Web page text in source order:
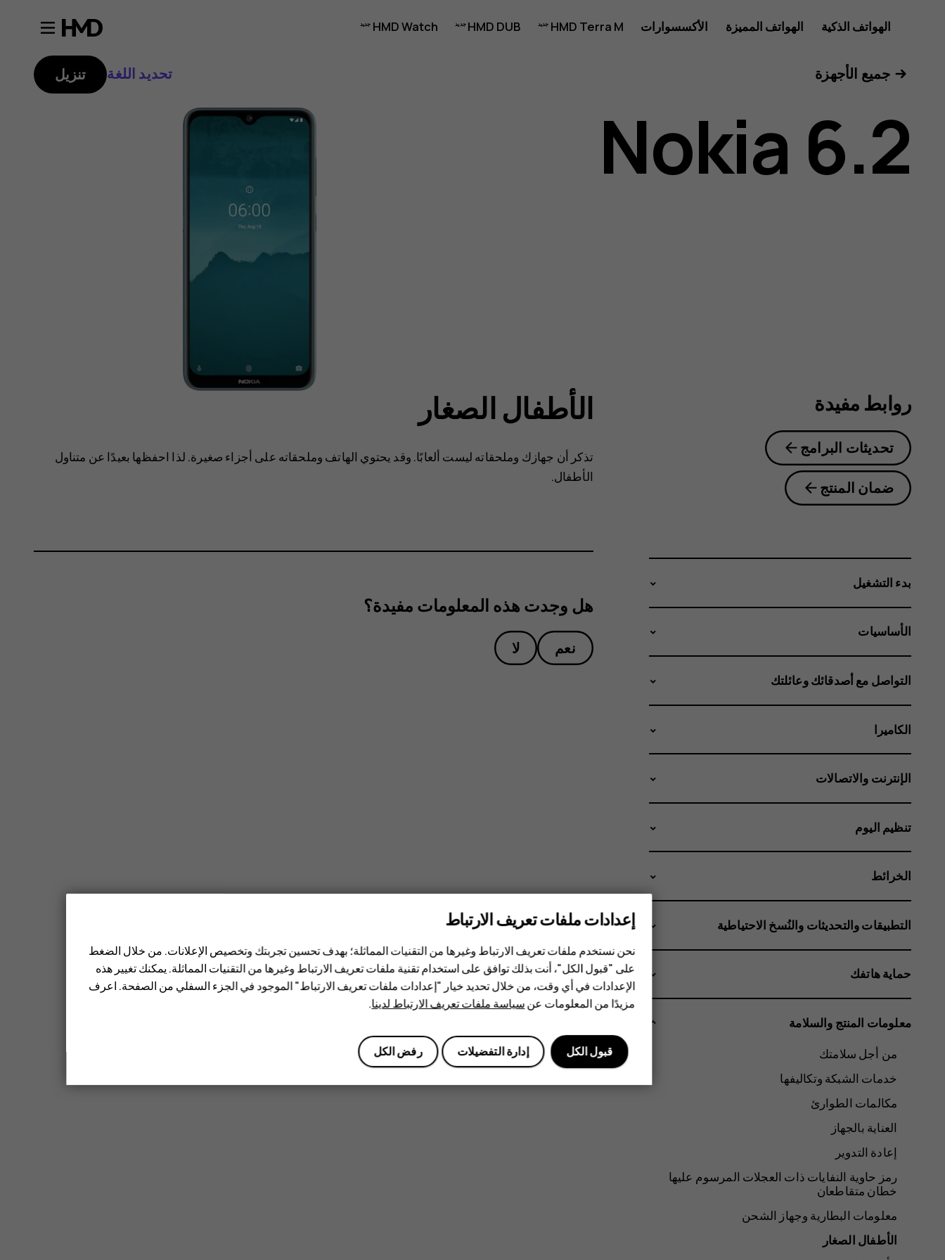
دليل
مستخدم
هاتف
الهواتف الذكية الهواتف المميزة الأكسسوارات HMD Terra M
HMD DUB
HMD Watch
جميع الأجهزة تحديد اللغة تنزيل
Nokia 6.2
الأطفال الصغار
تذكر أن جهازك وملحقاته ليست ألعابًا. وقد يحتوي الهاتف وملحقاته على أجزاء صغيرة. لذا احفظها بعيدًا عن متناول
الأطفال.
هل وجدت هذه المعلومات مفيدة؟
نعم لا
روابط مفيدة
تحديثات البرامج
ضمان المنتج
بدء التشغيل
الأساسيات
التواصل مع أصدقائك وعائلتك
الكاميرا
الإنترنت والاتصالات
تنظيم اليوم
الخرائط
التطبيقات والتحديثات والنُسخ الاحتياطية
حماية هاتفك
معلومات المنتج والسلامة
من أجل سلامتك
خدمات الشبكة وتكاليفها
مكالمات الطوارئ
العناية بالجهاز
إعادة التدوير
رمز حاوية النفايات ذات العجلات المرسوم عليها
خطان متقاطعان
معلومات البطارية وجهاز الشحن
الأطفال الصغار
إعدادات ملفات تعريف الارتباط
نحن نستخدم ملفات تعريف الارتباط وغيرها من التقنيات المماثلة؛ بهدف تحسين تجربتك وتخصيص الإعلانات. من خلال الضغط
على "قبول الكل"، أنت بذلك توافق على استخدام تقنية ملفات تعريف الارتباط وغيرها من التقنيات المماثلة. يمكنك تغيير هذه
الإعدادات في أي وقت، من خلال تحديد خيار "إعدادات ملفات تعريف الارتباط" الموجود في الجزء السفلي من الصفحة. اعرف
مزيدًا من المعلومات عنسياسة ملفات تعريف الارتباط لدينا.
رفض الكل إدارة التفضيلات قبول الكل